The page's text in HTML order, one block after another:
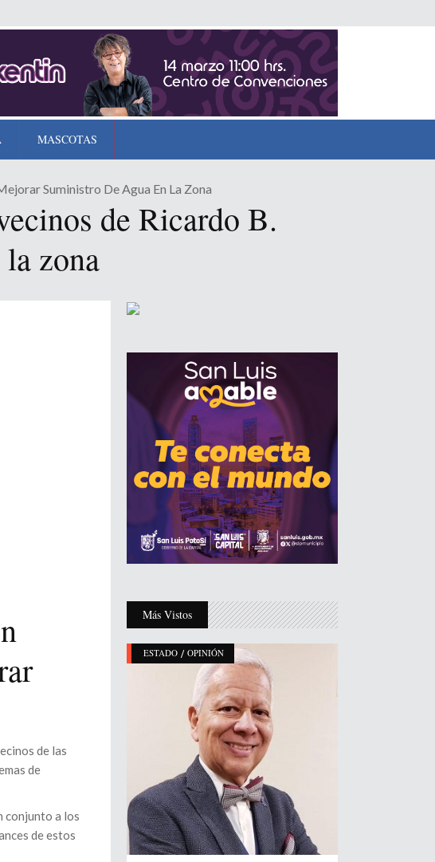
MASCOTAS
Suministro De Agua En La Zona
de Ricardo B.
zona
de las
de
conjunto a los
de estos
Más Vistos
ESTADO / OPINIÓN